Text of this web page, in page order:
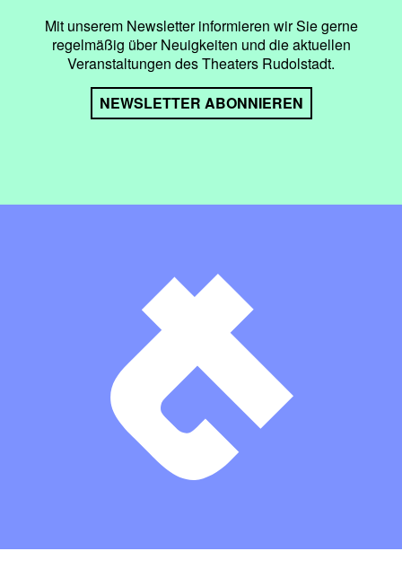
Mit unserem Newsletter informieren wir Sie gerne
regelmäßig über Neuigkeiten und die aktuellen
Veranstaltungen des Theaters Rudolstadt.
NEWSLETTER ABONNIEREN